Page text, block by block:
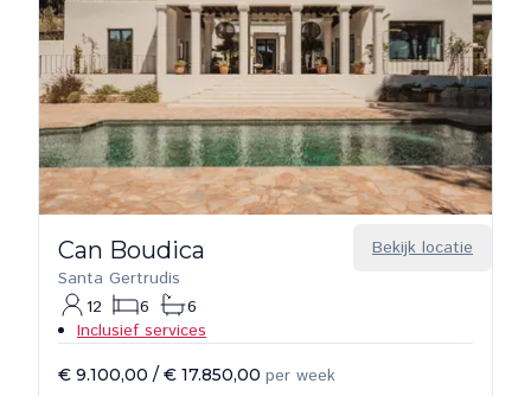
Bekijk locatie
Can Boudica
Santa Gertrudis
12
6
6
Inclusief services
€ 9.100,00 / € 17.850,00 per week